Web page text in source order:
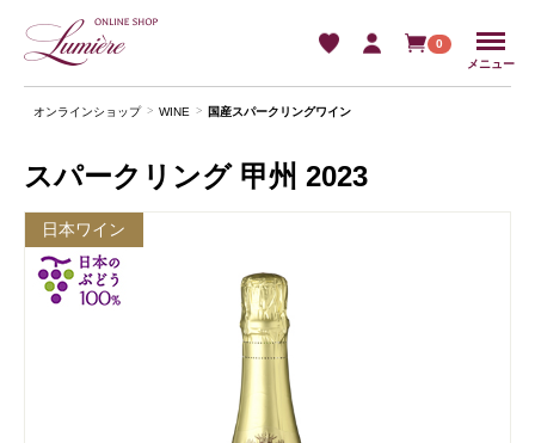
0
メニュー
オンラインショップ WINE 国産スパークリングワイン
スパークリング 甲州 2023
日本ワイン